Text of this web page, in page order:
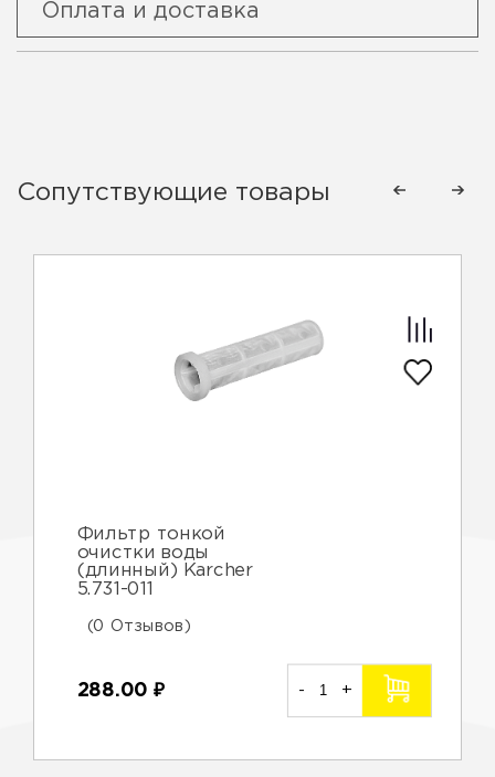
Оплата и доставка
Сопутствующие товары
Фильтр тонкой
очистки воды
(длинный) Karcher
5.731-011
(0 Отзывов)
288.00 ₽ - +